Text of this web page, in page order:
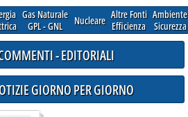
Gas Naturale
GPL - GNL
Nucleare Altre Fonti
Efficienza
Ambiente
Sicurezza
- EDITORIALI
GIORNO PER GIORNO